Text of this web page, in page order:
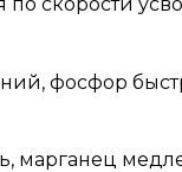
фосфор
марганец